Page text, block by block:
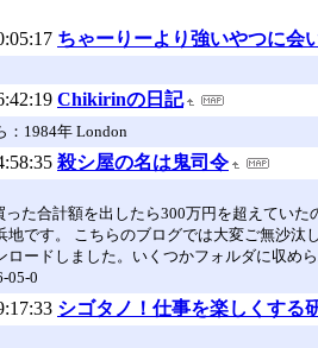
ちゃーりーより強いやつに会
Chikirinの日記
：1984年 London
殺シ屋の名は鬼司令
た合計額を出したら300万円を超えていた
地です。 こちらのブログでは大変ご無沙
ロードしました。いくつかフォルダに収め
05-0
シゴタノ！仕事を楽しくする